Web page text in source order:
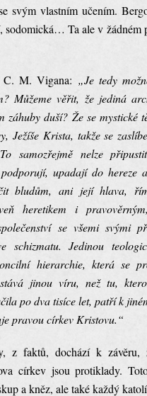
svým vlastním učením.
sodomická… Ta ale v žádném
C. M. Vigana: „Je tedy
Můžeme věřit, že jediná
záhuby duší? Že se mystické
Ježíše Krista, takže se
samozřejmě nelze
upadají do hereze
bludům, ani její hlava,
heretikem i
se všemi svými
schizmatu. Jedinou
hierarchie, která se
jinou víru, než tu,
po dva tisíce let, patří k
pravou církev Kristovu.“
z faktů, dochází k závěru,
církev jsou protiklady.
a kněz, ale také každý